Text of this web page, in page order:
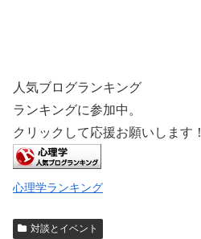
人気ブログランキング
ランキングに参加中。
クリックして応援お願いします！
心理学ランキング
対談とイベント